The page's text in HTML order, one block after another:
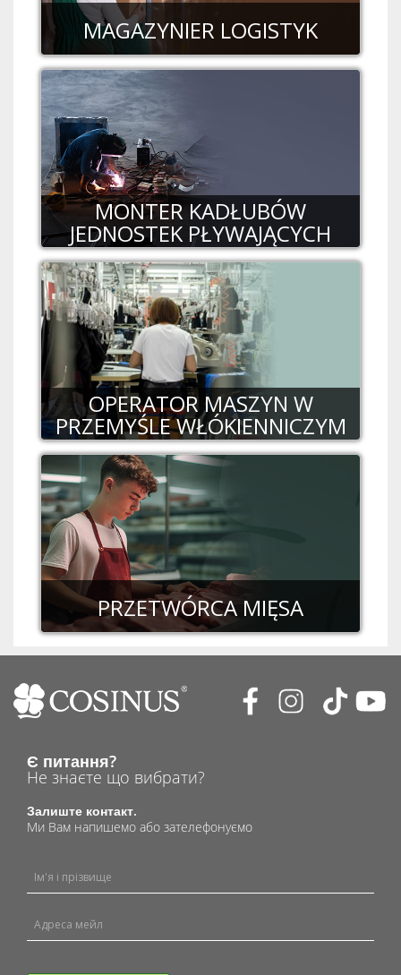
MAGAZYNIER LOGISTYK
MONTER KADŁUBÓW
JEDNOSTEK PŁYWAJĄCYCH
OPERATOR MASZYN W
PRZEMYŚLE WŁÓKIENNICZYM
PRZETWÓRCA MIĘSA
Є питання?
Не знаєте що вибрати?
Залиште контакт.
Ми Вам напишемо або зателефонуємо